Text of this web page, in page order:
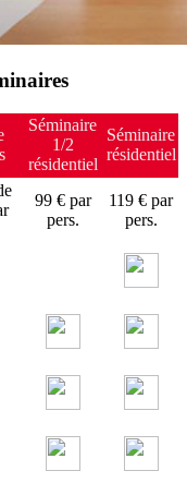
Séminaire
1/2
résidentiel
Séminaire
résidentiel
99 € par
pers.
119 € par
pers.